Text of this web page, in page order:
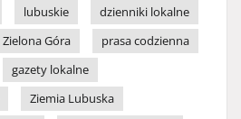
lubuskie
dzienniki lokalne
Zielona Góra
prasa codzienna
gazety lokalne
Ziemia Lubuska